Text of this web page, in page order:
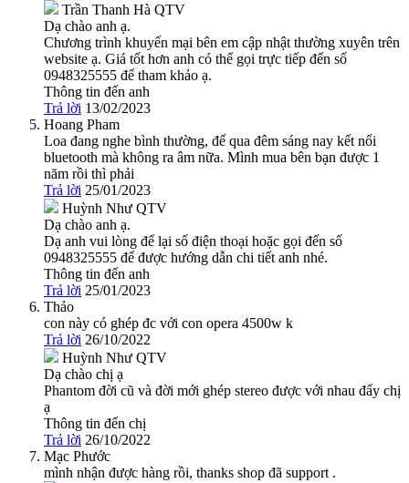
Trần Thanh Hà QTV
Dạ chào anh ạ.
Chương trình khuyến mại bên em cập nhật thường xuyên trên
website ạ. Giá tốt hơn anh có thể gọi trực tiếp đến số
0948325555 để tham khảo ạ.
Thông tin đến anh
Trả lời 13/02/2023
Hoang Pham
Loa đang nghe bình thường, để qua đêm sáng nay kết nối
bluetooth mà không ra âm nữa. Mình mua bên bạn được 1
năm rồi thì phải
Trả lời 25/01/2023
Huỳnh Như QTV
Dạ chào anh ạ.
Dạ anh vui lòng để lại số điện thoại hoặc gọi đến số
0948325555 để được hướng dẫn chi tiết anh nhé.
Thông tin đến anh
Trả lời 25/01/2023
Thảo
con này có ghép đc với con opera 4500w k
Trả lời 26/10/2022
Huỳnh Như QTV
Dạ chào chị ạ
Phantom đời cũ và đời mới ghép stereo được với nhau đấy chị
ạ
Thông tin đến chị
Trả lời 26/10/2022
Mạc Phước
mình nhận được hàng rồi, thanks shop đã support .